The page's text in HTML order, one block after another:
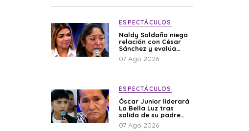
ESPECTÁCULOS
Naldy Saldaña niega
relación con César
Sánchez y evalúa
denunciar a su
esposa: “Es una
07 Ago 2026
ESPECTÁCULOS
Óscar Junior liderará
La Bella Luz tras
salida de su padre
por polémica con
Naldy Saldaña
07 Ago 2026